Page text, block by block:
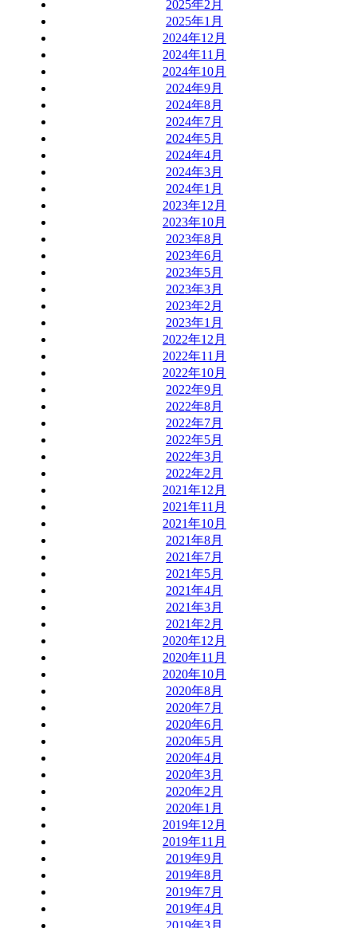
2025年2月
2025年1月
2024年12月
2024年11月
2024年10月
2024年9月
2024年8月
2024年7月
2024年5月
2024年4月
2024年3月
2024年1月
2023年12月
2023年10月
2023年8月
2023年6月
2023年5月
2023年3月
2023年2月
2023年1月
2022年12月
2022年11月
2022年10月
2022年9月
2022年8月
2022年7月
2022年5月
2022年3月
2022年2月
2021年12月
2021年11月
2021年10月
2021年8月
2021年7月
2021年5月
2021年4月
2021年3月
2021年2月
2020年12月
2020年11月
2020年10月
2020年8月
2020年7月
2020年6月
2020年5月
2020年4月
2020年3月
2020年2月
2020年1月
2019年12月
2019年11月
2019年9月
2019年8月
2019年7月
2019年4月
2019年3月